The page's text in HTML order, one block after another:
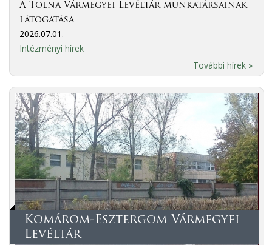
A Tolna Vármegyei Levéltár munkatársainak
látogatása
2026.07.01.
Intézményi hírek
További hírek »
Komárom-Esztergom Vármegyei
Levéltár